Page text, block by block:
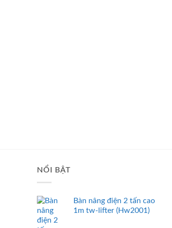
NỔI BẬT
Bàn nâng điện 2 tấn cao
1m tw-lifter (Hw2001)